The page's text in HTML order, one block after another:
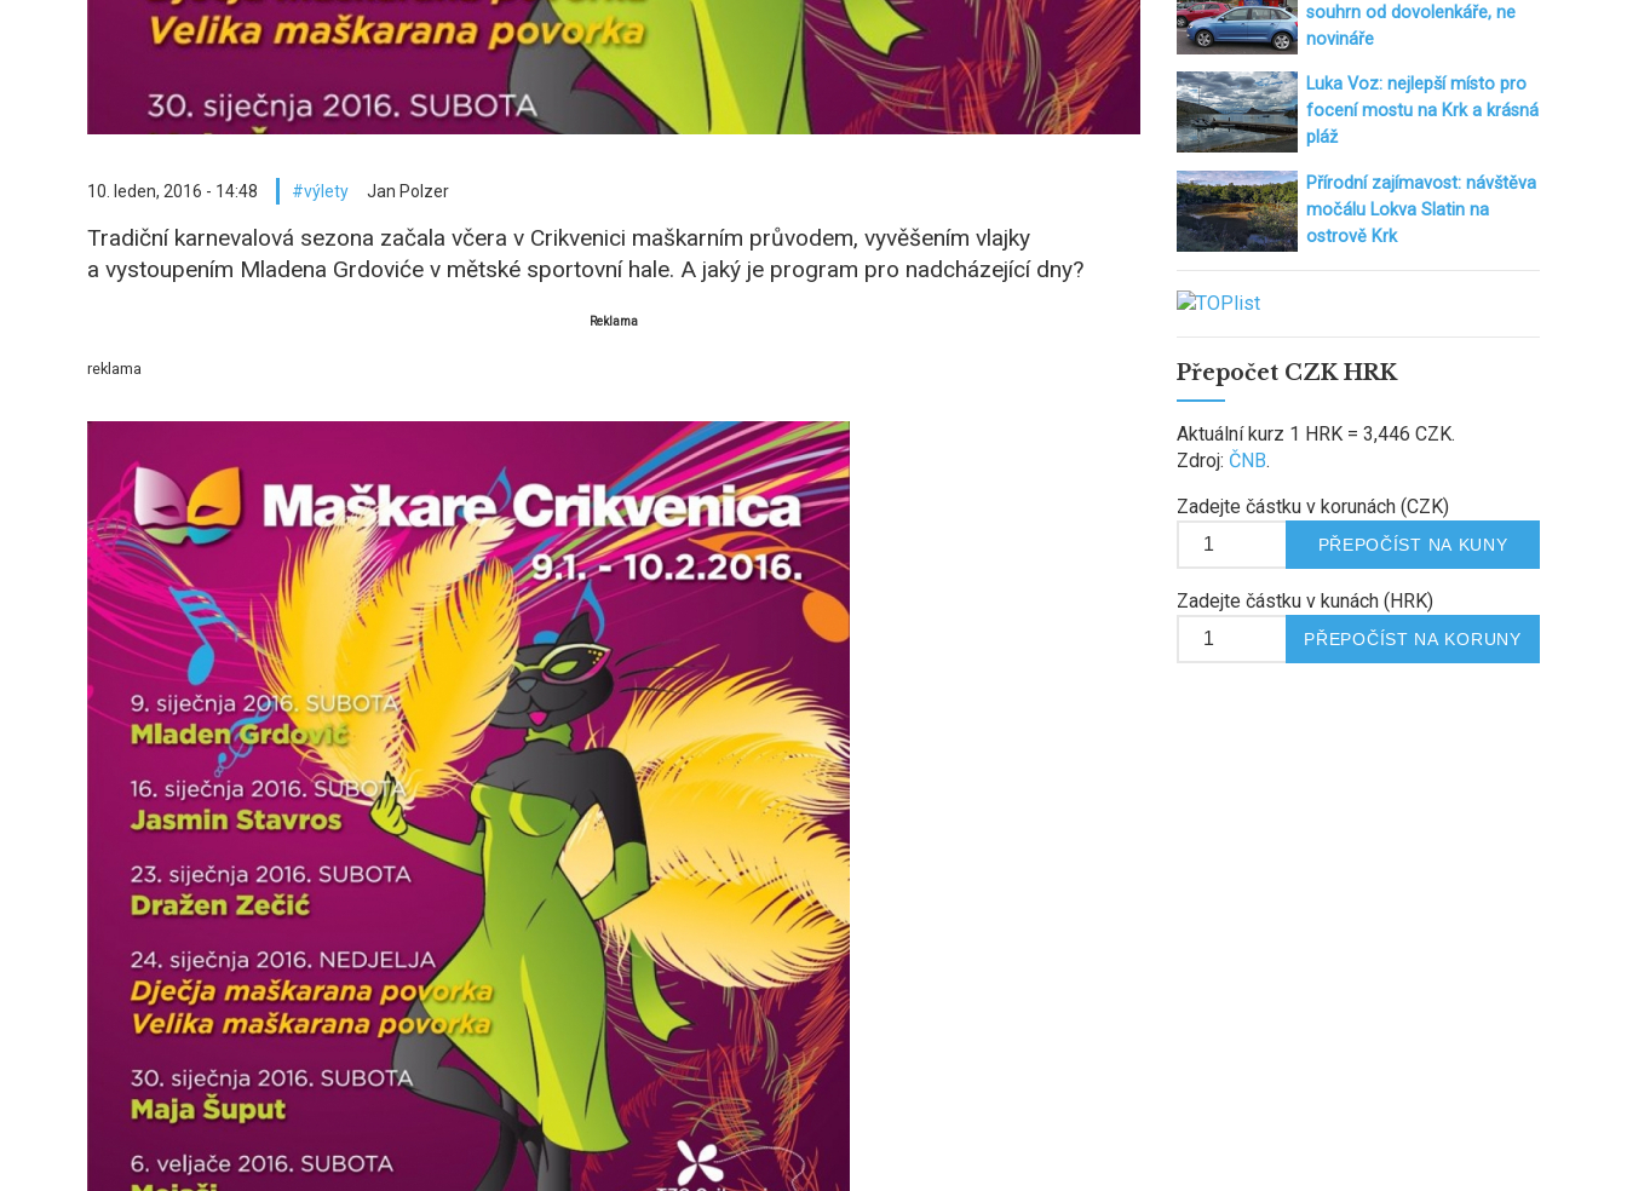
10. leden, 2016 - 14:48 výlety Jan Polzer
Tradiční karnevalová sezona začala včera v Crikvenici maškarním průvodem, vyvěšením vlajky
a vystoupením Mladena Grdoviće v mětské sportovní hale. A jaký je program pro nadcházející dny?
Reklama
reklama
souhrn od dovolenkáře, ne
novináře
Luka Voz: nejlepší místo pro
focení mostu na Krk a krásná
pláž
Přírodní zajímavost: návštěva
močálu Lokva Slatin na
ostrově Krk
Přepočet CZK HRK
Aktuální kurz 1 HRK = 3,446 CZK.
Zdroj: ČNB.
Zadejte částku v korunách (CZK)
Zadejte částku v kunách (HRK)